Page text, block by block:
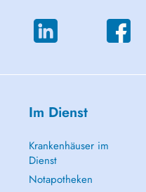
Im Dienst
Krankenhäuser im
Dienst
Notapotheken